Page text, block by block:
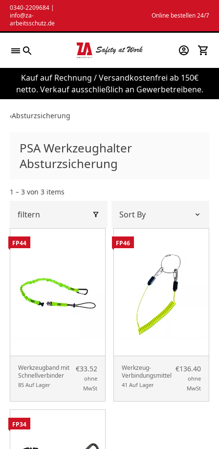
Zum
Inhalt
springen
0340-2209684 |
info@za-
arbeitsschutz.de
Online bestellen 24/7
Kauf auf Rechnung / Versandkostenfrei ab 150€
netto. Verkauf ausschließlich an Gewerbetreibene.
‹Absturzsicherung
PSA Werkzeughalter
Absturzsicherung
1 – 3 von 3 items
filtern
Werkzeugband mit
Schnellverbinder
85 Auf Lager
€33.52
ohne
MwSt
FP44
Werkzeug-
Verbindungsmittel
41 Auf Lager
€136.40
ohne
MwSt
FP46
FP34